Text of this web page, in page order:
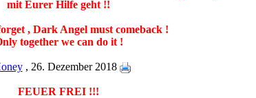
mit Eurer Hilfe geht !!
, Dark Angel must comeback !
together we can do it !
, 26. Dezember 2018
FEUER FREI !!!